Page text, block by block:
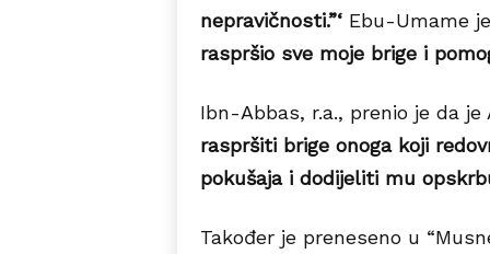
nepravičnosti.”‘Ebu-Umame
raspršio sve moje brige i
Ibn-Abbas, r.a., prenio je da je
raspršiti brige onoga koji
pokušaja i dodijeliti mu
Također je preneseno u